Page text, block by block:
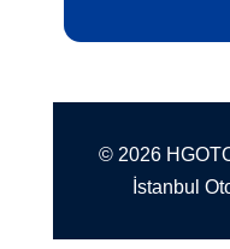
© 2026
İstanbul